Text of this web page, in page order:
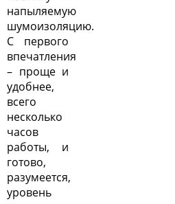
напыляемую
шумоизоляцию.
С первого
впечатления
– проще и
удобнее,
всего
несколько
часов
работы, и
готово,
разумеется,
уровень